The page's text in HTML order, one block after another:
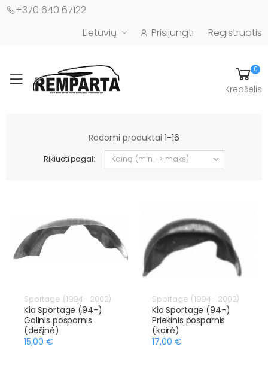
+370 640 67122
Lietuvių
Prisijungti Registruotis
Toggle mobile menu
0
Krepšelis
Rodomi produktai 1-16
Rikiuoti pagal:
Sportage (1994- 2002)
Kia Sportage (94-)
Galinis posparnis
(dešįnė)
15,00 €
Sportage (1994- 2002)
Kia Sportage (94-)
Priekinis posparnis
(kairė)
17,00 €